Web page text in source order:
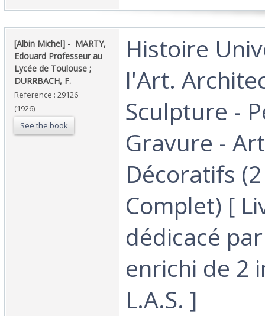
‎[Albin Michel] - ‎ ‎MARTY,
Edouard Professeur au
Lycée de Toulouse ;
DURRBACH, F.‎
Reference : 29126
(1926)
See the book
‎Histoire
l'Art.
Sculpture -
Gravure -
Décoratifs
Complet) [
dédicacé
enrichi de 2
L.A.S. ]‎